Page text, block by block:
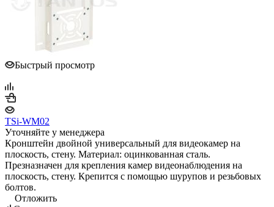
Быстрый просмотр
TSi-WM02
Уточняйте у менеджера
Кронштейн двойной универсальный для видеокамер на
плоскость, стену. Материал: оцинкованная сталь.
Презназначен для крепления камер видеонаблюдения на
плоскость, стену. Крепится с помощью шурупов и резьбовых
болтов.
Отложить